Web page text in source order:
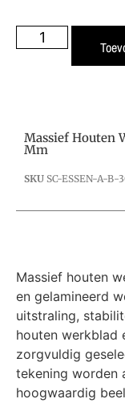
Massief Houten
Mm
SKU SC-ESSEN-A-
Massief houten
en gelamineerd
uitstraling,
houten werkblad
zorgvuldig
tekening worden
hoogwaardig